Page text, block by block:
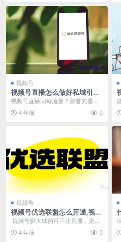
视频号
视频号直播怎么做好私域引
流？公众号直播群发你用了
视频号直播间每流量？那首先是你
的私域流量没做好，视频号直播首
先启动的是私域流量，...
4 年前 0
视频号
视频号优选联盟怎么开通,视频
号优选联盟开通教程
视频号赚大钱的可不止直播，更有
优选联盟。你看现在的抖店精选联
盟，就知道这个东西...
4 年前 0